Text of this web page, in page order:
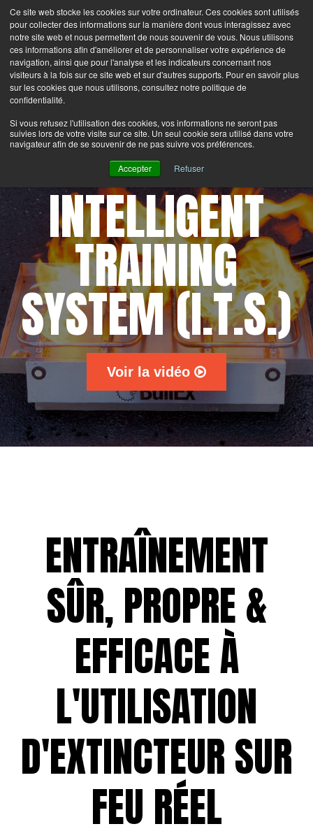
Ce site web stocke les cookies sur votre ordinateur. Ces cookies sont utilisés
pour collecter des informations sur la manière dont vous interagissez avec
notre site web et nous permettent de nous souvenir de vous. Nous utilisons
ces informations afin d'améliorer et de personnaliser votre expérience de
navigation, ainsi que pour l'analyse et les indicateurs concernant nos
visiteurs à la fois sur ce site web et sur d'autres supports. Pour en savoir plus
sur les cookies que nous utilisons, consultez notre politique de
confidentialité.
Si vous refusez l'utilisation des cookies, vos informations ne seront pas
suivies lors de votre visite sur ce site. Un seul cookie sera utilisé dans votre
navigateur afin de se souvenir de ne pas suivre vos préférences.
Accepter Refuser
Search Login Contactez-nous
MENU
Latest News:
INTELLIGENT
TRAINING
SYSTEM (I.T.S.)
Voir la vidéo
ENTRAÎNEMENT
SÛR, PROPRE &
EFFICACE À
L'UTILISATION
D'EXTINCTEUR SUR
FEU RÉEL